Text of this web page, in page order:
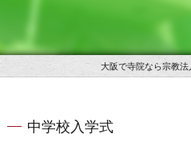
大阪で寺院なら宗教法
中学校入学式